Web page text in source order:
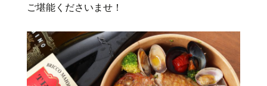
ご堪能くださいませ！